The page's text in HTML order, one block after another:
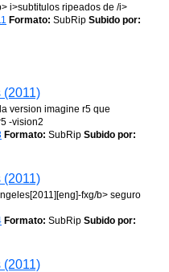
i>subtitulos ripeados de /i>
Formato: SubRip Subido por:
(2011)
version imagine r5 que
-vision2
Formato: SubRip Subido por:
(2011)
fxg/b> seguro
Formato: SubRip Subido por:
(2011)